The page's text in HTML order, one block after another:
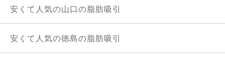
安くて人気の山口の脂肪吸引
安くて人気の徳島の脂肪吸引